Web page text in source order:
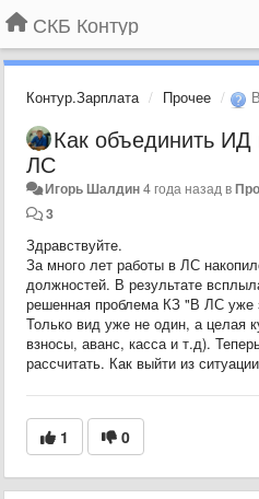
СКБ Контур
Контур.Зарплата Прочее
Как объединить ИД
ЛС
Игорь Шалдин4 года назад в
3
Здравствуйте.
За много лет работы в ЛС
должностей. В результате
решенная проблема КЗ "В ЛС уже
Только вид уже не один, а целая
взносы, аванс, касса и т.д).
рассчитать. Как выйти из
1 0